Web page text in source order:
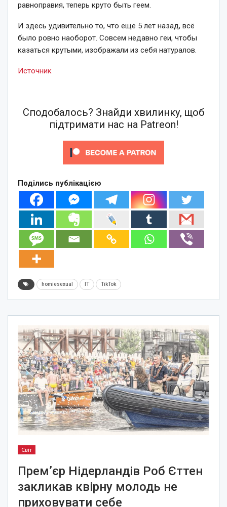
равноправия, теперь круто быть геем.
И здесь удивительно то, что еще 5 лет назад, всё
было ровно наоборот. Совсем недавно геи, чтобы
казаться крутыми, изображали из себя натуралов.
Источник
Сподобалось? Знайди хвилинку, щоб
підтримати нас на Patreon!
Поділись публікацією
homiesexual TikTok
Світ
Прем’єр Нідерландів Роб Єттен
закликав квірну молодь не
приховувати себе